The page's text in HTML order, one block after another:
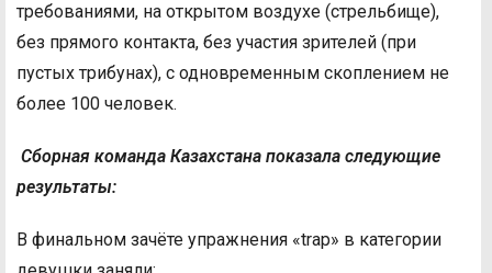
требованиями, на открытом воздухе (стрельбище),
без прямого контакта, без участия зрителей (при
пустых трибунах), с одновременным скоплением не
более 100 человек.
Сборная команда Казахстана показала следующие
результаты:
В финальном зачёте упражнения «trap» в категории